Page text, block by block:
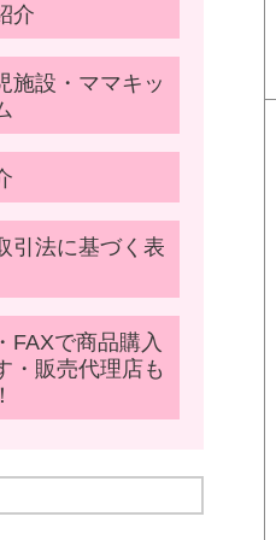
介
施設・ママキッ
引法に基づく表
FAXで商品購入
・販売代理店も